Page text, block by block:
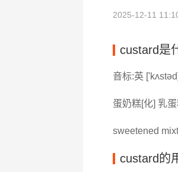
2025-12-11
custard是
音标:英
蛋奶糕[化] 乳
sweetened
custard的